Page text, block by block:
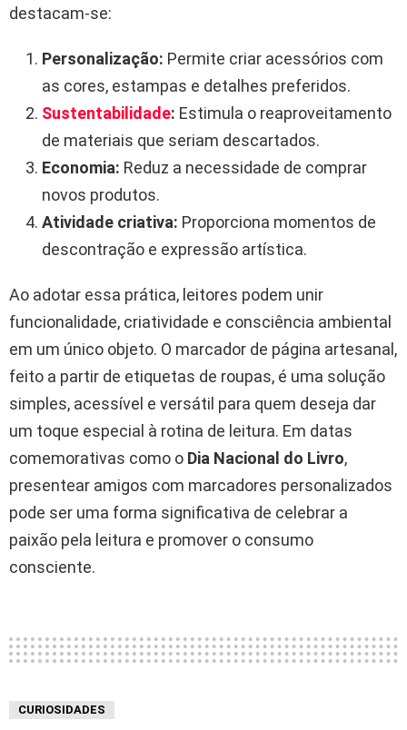
destacam-se:
Personalização: Permite criar acessórios com
as cores, estampas e detalhes preferidos.
Sustentabilidade: Estimula o reaproveitamento
de materiais que seriam descartados.
Economia: Reduz a necessidade de comprar
novos produtos.
Atividade criativa: Proporciona momentos de
descontração e expressão artística.
Ao adotar essa prática, leitores podem unir
funcionalidade, criatividade e consciência ambiental
em um único objeto. O marcador de página artesanal,
feito a partir de etiquetas de roupas, é uma solução
simples, acessível e versátil para quem deseja dar
um toque especial à rotina de leitura. Em datas
comemorativas como o Dia Nacional do Livro,
presentear amigos com marcadores personalizados
pode ser uma forma significativa de celebrar a
paixão pela leitura e promover o consumo
consciente.
CURIOSIDADES